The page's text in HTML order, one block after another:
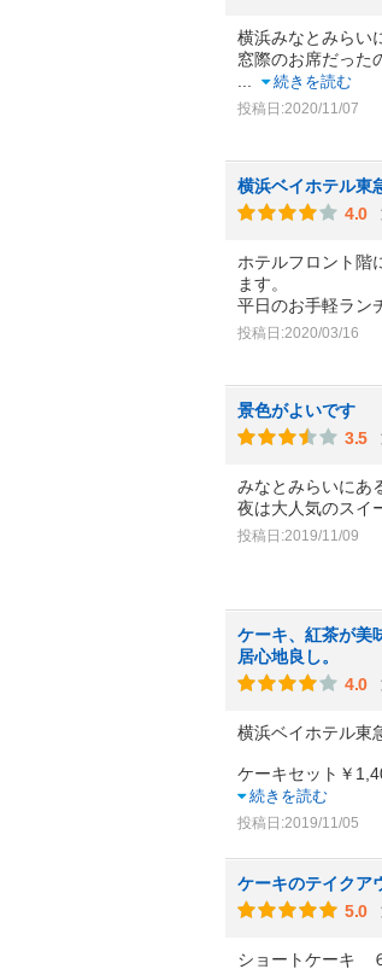
横浜みなとみらい
窓際のお席だった
続きを読む
投稿日:2020/11/07
横浜ベイホテル東
4.0
ホテルフロント階
ます。
平日のお手軽ラン
投稿日:2020/03/16
景色がよいです
3.5
みなとみらいにあ
夜は大人気のスイ
投稿日:2019/11/09
ケーキ、紅茶が美
居心地良し。
4.0
横浜ベイホテル東
ケーキセット￥
続きを読む
投稿日:2019/11/05
ケーキのテイクア
5.0
ショートケーキ